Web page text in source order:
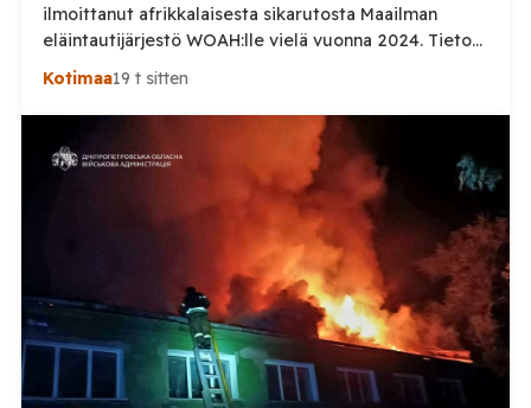
ilmoittanut afrikkalaisesta sikarutosta Maailman
eläintautijärjestö WOAH:lle vielä vuonna 2024. Tieto
haastaa kokoomuksen kansanedustaja Timo Heinosen
sikaruttoilmoituksista. Suomi on puolestaan
ilmoittanut tuoreesta Virolahden tapauksesta sekä
WOAH:n kautta että suoraan Venäjän
eläinlääkintäviranomaisille. Ruokavirasto kertoi Posi
TV:lle tarkempia tietoja Suomen ensimmäisestä
afrikkalaisen sikaruton tapauksesta sekä
eläintautitietojen vaihdosta […]
Kotimaa19 t sitten